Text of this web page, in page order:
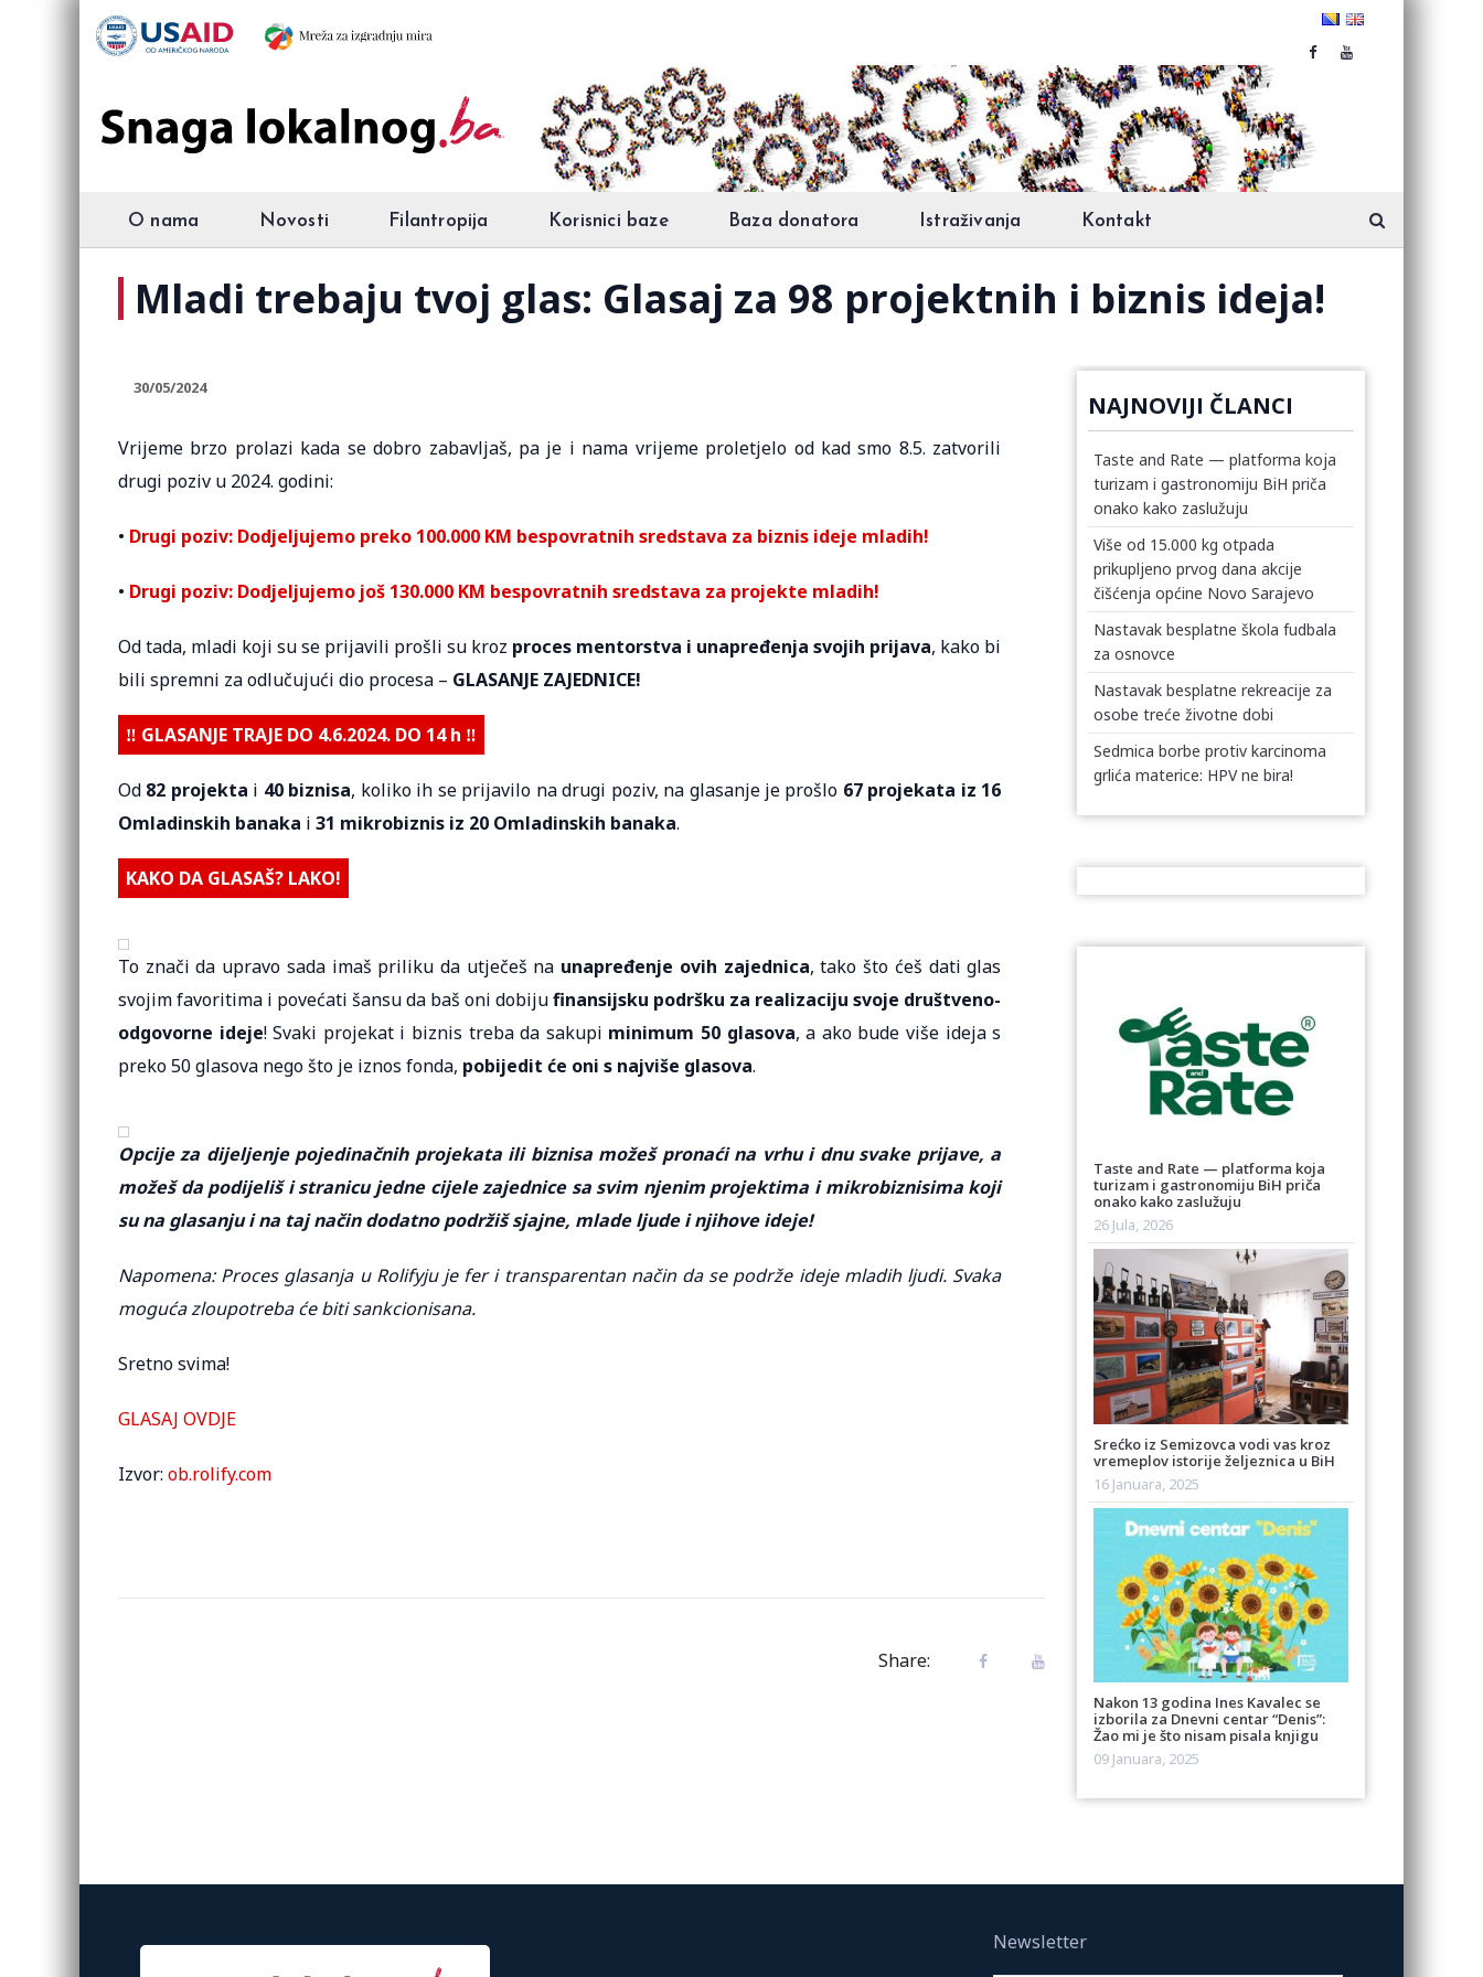
O nama Novosti Filantropija Korisnici baze Baza donatora Istraživanja Kontakt
Mladi trebaju tvoj glas: Glasaj za 98 projektnih i biznis ideja!
30/05/2024
Vrijeme brzo prolazi kada se dobro zabavljaš, pa je i nama vrijeme proletjelo od kad smo 8.5. zatvorili
drugi poziv u 2024. godini:
• Drugi poziv: Dodjeljujemo preko 100.000 KM bespovratnih sredstava za biznis ideje mladih!
• Drugi poziv: Dodjeljujemo još 130.000 KM bespovratnih sredstava za projekte mladih!
Od tada, mladi koji su se prijavili prošli su kroz proces mentorstva i unapređenja svojih prijava, kako bi
bili spremni za odlučujući dio procesa – GLASANJE ZAJEDNICE!
‼️ GLASANJE TRAJE DO 4.6.2024. DO 14 h ‼️
Od 82 projekta i 40 biznisa, koliko ih se prijavilo na drugi poziv, na glasanje je prošlo 67 projekata iz 16
Omladinskih banaka i 31 mikrobiznis iz 20 Omladinskih banaka.
KAKO DA GLASAŠ? LAKO!
To znači da upravo sada imaš priliku da utječeš na unapređenje ovih zajednica, tako što ćeš dati glas
svojim favoritima i povećati šansu da baš oni dobijufinansijsku podršku za realizaciju svoje društveno-
odgovorne ideje! Svaki projekat i biznis treba da sakupi minimum 50 glasova, a ako bude više ideja s
preko 50 glasova nego što je iznos fonda, pobijedit će oni s najviše glasova.
Opcije za dijeljenje pojedinačnih projekata ili biznisa možeš pronaći na vrhu i dnu svake prijave, a
možeš da podijeliš i stranicu jedne cijele zajednice sa svim njenim projektima i mikrobiznisima koji
su na glasanju i na taj način dodatno podržiš sjajne, mlade ljude i njihove ideje!
Napomena: Proces glasanja u Rolifyju je fer i transparentan način da se podrže ideje mladih ljudi. Svaka
moguća zloupotreba će biti sankcionisana.
Sretno svima!
GLASAJ OVDJE
Izvor: ob.rolify.com
Share:
NAJNOVIJI ČLANCI
Taste and Rate — platforma koja
turizam i gastronomiju BiH priča
onako kako zaslužuju
Više od 15.000 kg otpada
prikupljeno prvog dana akcije
čišćenja općine Novo Sarajevo
Nastavak besplatne škola fudbala
za osnovce
Nastavak besplatne rekreacije za
osobe treće životne dobi
Sedmica borbe protiv karcinoma
grlića materice: HPV ne bira!
Taste and Rate — platforma koja
turizam i gastronomiju BiH priča
onako kako zaslužuju
26 Jula, 2026
Srećko iz Semizovca vodi vas kroz
vremeplov istorije željeznica u BiH
16 Januara, 2025
Nakon 13 godina Ines Kavalec se
izborila za Dnevni centar “Denis”:
Žao mi je što nisam pisala knjigu
09 Januara, 2025
Newsletter